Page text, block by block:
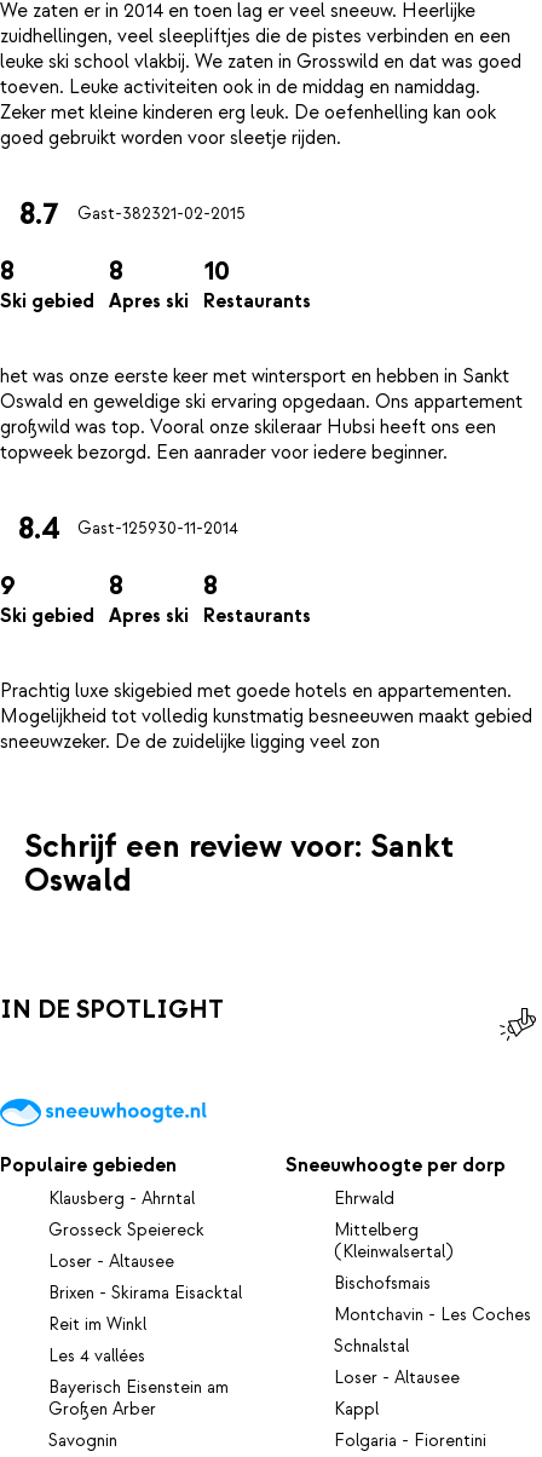
We zaten er in 2014 en toen lag er veel sneeuw. Heerlijke
zuidhellingen, veel sleepliftjes die de pistes verbinden en een
leuke ski school vlakbij. We zaten in Grosswild en dat was goed
toeven. Leuke activiteiten ook in de middag en namiddag.
Zeker met kleine kinderen erg leuk. De oefenhelling kan ook
8.7 Gast-382321-02-2015
8
Ski gebied
8
Apres ski
10
Restaurants
het was onze eerste keer met wintersport en hebben in Sankt
Oswald en geweldige ski ervaring opgedaan. Ons appartement
großwild was top. Vooral onze skileraar Hubsi heeft ons een
8.4 Gast-125930-11-2014
9
Ski gebied
8
Apres ski
8
Restaurants
Prachtig luxe skigebied met goede hotels en appartementen.
Mogelijkheid tot volledig kunstmatig besneeuwen maakt gebied
Schrijf een review voor: Sankt
Oswald
IN DE SPOTLIGHT
Populaire gebieden
Klausberg - Ahrntal
Grosseck Speiereck
Loser - Altausee
Brixen - Skirama Eisacktal
Reit im Winkl
Les 4 vallées
Bayerisch Eisenstein am
Großen Arber
Savognin
Sneeuwhoogte per dorp
Ehrwald
Mittelberg
(Kleinwalsertal)
Bischofsmais
Montchavin - Les Coches
Schnalstal
Loser - Altausee
Kappl
Folgaria - Fiorentini